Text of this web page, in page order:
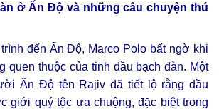
ở Ấn Độ và những câu chuyện thú
đến Ấn Độ, Marco Polo bất ngờ khi
quen thuộc của tinh dầu bạch đàn. Một
Ấn Độ tên Rajiv đã tiết lộ rằng dầu
giới quý tộc ưa chuộng, đặc biệt trong